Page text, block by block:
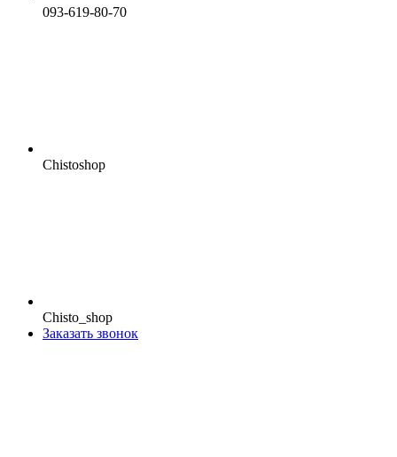
093-619-80-70
Chistoshop
Chisto_shop
Заказать звонок